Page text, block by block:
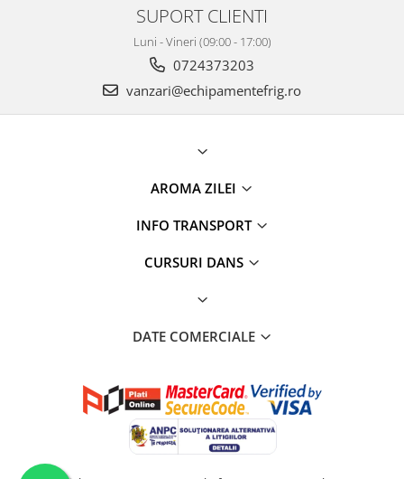
SUPORT CLIENTI
Luni - Vineri (09:00 - 17:00)
0724373203
vanzari@echipamentefrig.ro
AROMA ZILEI
INFO TRANSPORT
CURSURI DANS
DATE COMERCIALE